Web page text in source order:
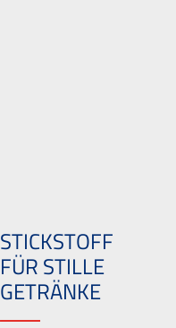
STICKSTOFF
FÜR STILLE
GETRÄNKE